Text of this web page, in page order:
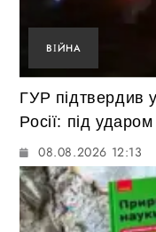
ВІЙНА
ГУР підтвердив
Росії: під
08.08.2026 12:13